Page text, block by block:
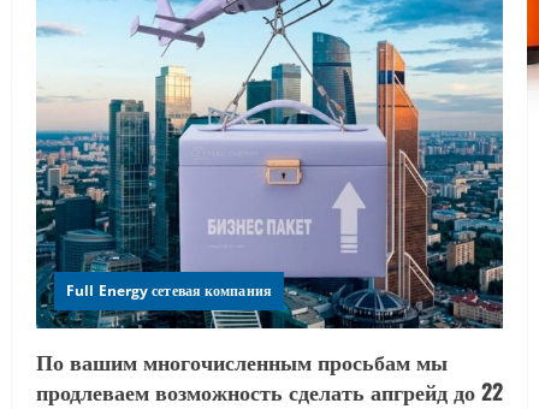
Full Energy сетевая компания
По вашим многочисленным просьбам мы
продлеваем возможность сделать апгрейд до 22